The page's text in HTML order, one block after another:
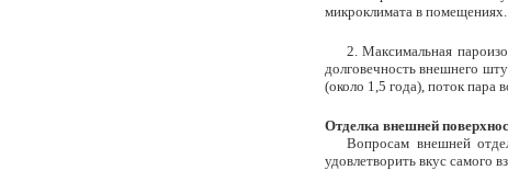
микроклимата в помещениях.
2. Максимальная
долговечность внешнего
(около 1,5 года), поток пара
Отделка внешней
Вопросам внешней
удовлетворить вкус самого